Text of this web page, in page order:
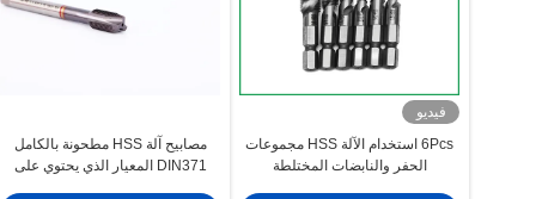
فيديو
6Pcs استخدام الآلة HSS مجموعات
الحفر والنابضات المختلطة
مصابيح آلة HSS مطحونة بالكامل
DIN371 المعيار الذي يحتوي على